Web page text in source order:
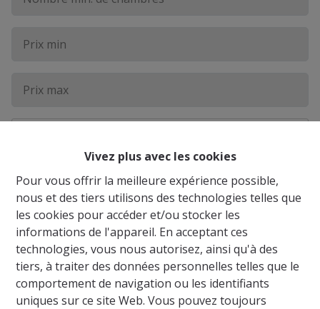
Vivez plus avec les cookies
Pour vous offrir la meilleure expérience possible,
nous et des tiers utilisons des technologies telles que
les cookies pour accéder et/ou stocker les
informations de l'appareil. En acceptant ces
technologies, vous nous autorisez, ainsi qu'à des
tiers, à traiter des données personnelles telles que le
comportement de navigation ou les identifiants
uniques sur ce site Web. Vous pouvez toujours
Appartement
Terrain
Commerce-Bureau-Rapport
Garage-Cave
Antwerpen